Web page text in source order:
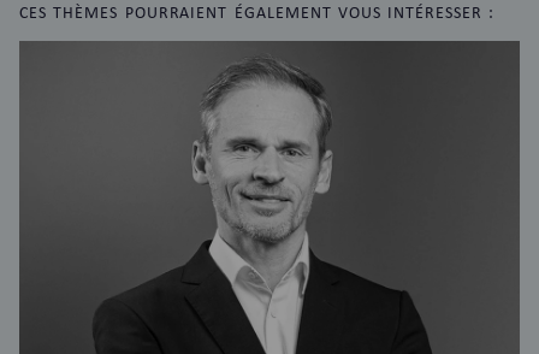
CES THÈMES POURRAIENT ÉGALEMENT VOUS INTÉRESSER :